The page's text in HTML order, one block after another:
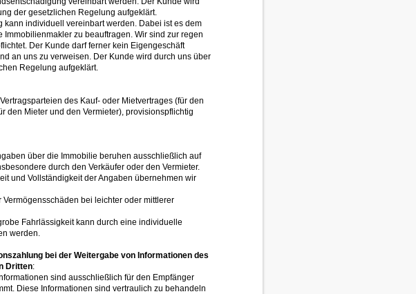
der gesetzlichen Regelung aufgeklärt.
kann individuell vereinbart werden. Dabei ist es dem
Immobilienmakler zu beauftragen. Wir sind zur regen
Der Kunde darf ferner kein Eigengeschäft
an uns zu verweisen. Der Kunde wird durch uns über
Regelung aufgeklärt.
des Kauf- oder Mietvertrages (für den
den Mieter und den Vermieter), provisionspflichtig
über die Immobilie beruhen ausschließlich auf
durch den Verkäufer oder den Vermieter.
und Vollständigkeit der Angaben übernehmen wir
bei leichter oder mittlerer
Fahrlässigkeit kann durch eine individuelle
werden.
bei der Weitergabe von Informationen des
Dritten:
sind ausschließlich für den Empfänger
Diese Informationen sind vertraulich zu behandeln